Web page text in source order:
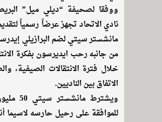
ووفقا لصحيفة “ديلي ميل”
نادي الاتحاد تجهز عرضاً رسمياً
مانشستر سيتي لضم البرازيلي
من جانبه رحب ايديرسون بفكرة
خلال فترة الانتقالات الصيفية،
الاتفاق بين الناديين.
ويشترط
للموافقة على رحيل حارسه لاسيما